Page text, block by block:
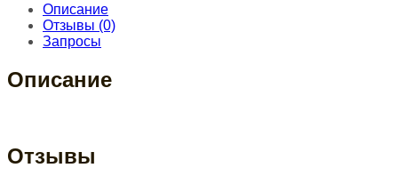
Описание
Отзывы (0)
Запросы
Описание
Отзывы